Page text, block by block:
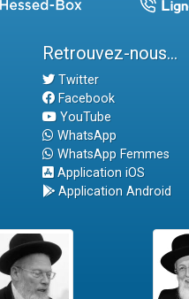
Retrouvez-nous...
Twitter
Facebook
YouTube
WhatsApp
WhatsApp Femmes
Application iOS
Application Android